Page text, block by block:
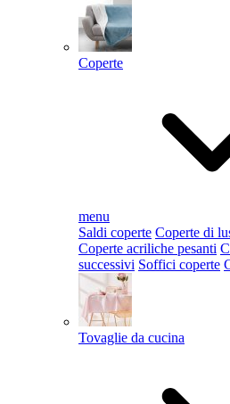
Coperte
menu
Saldi coperte Coperte di
Coperte acriliche pesanti
successivi Soffici coperte
Tovaglie da cucina